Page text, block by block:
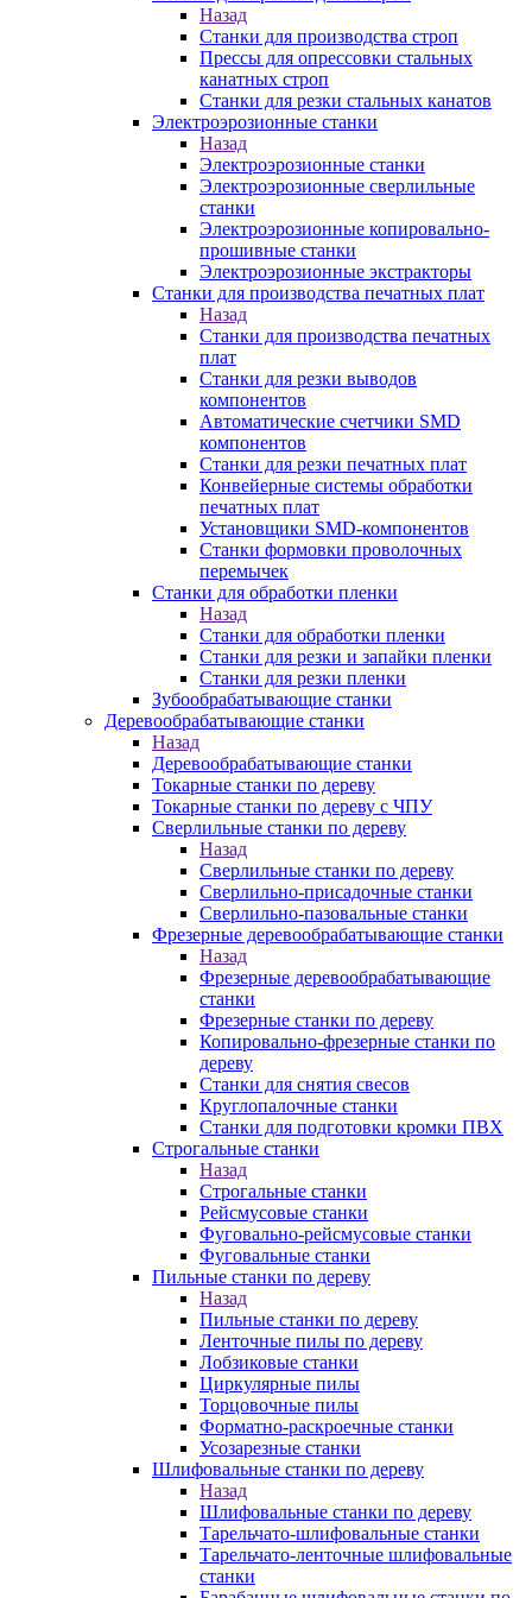
Назад
Станки для производства строп
Прессы для опрессовки стальных
канатных строп
Станки для резки стальных канатов
Электроэрозионные станки
Назад
Электроэрозионные станки
Электроэрозионные сверлильные
станки
Электроэрозионные копировально-
прошивные станки
Электроэрозионные экстракторы
Станки для производства печатных плат
Назад
Станки для производства печатных
плат
Станки для резки выводов
компонентов
Автоматические счетчики SMD
компонентов
Станки для резки печатных плат
Конвейерные системы обработки
печатных плат
Установщики SMD-компонентов
Станки формовки проволочных
перемычек
Станки для обработки пленки
Назад
Станки для обработки пленки
Станки для резки и запайки пленки
Станки для резки пленки
Зубообрабатывающие станки
Деревообрабатывающие станки
Назад
Деревообрабатывающие станки
Токарные станки по дереву
Токарные станки по дереву с ЧПУ
Сверлильные станки по дереву
Назад
Сверлильные станки по дереву
Сверлильно-присадочные станки
Сверлильно-пазовальные станки
Фрезерные деревообрабатывающие станки
Назад
Фрезерные деревообрабатывающие
станки
Фрезерные станки по дереву
Копировально-фрезерные станки по
дереву
Станки для снятия свесов
Круглопалочные станки
Станки для подготовки кромки ПВХ
Строгальные станки
Назад
Строгальные станки
Рейсмусовые станки
Фуговально-рейсмусовые станки
Фуговальные станки
Пильные станки по дереву
Назад
Пильные станки по дереву
Ленточные пилы по дереву
Лобзиковые станки
Циркулярные пилы
Торцовочные пилы
Форматно-раскроечные станки
Усозарезные станки
Шлифовальные станки по дереву
Назад
Шлифовальные станки по дереву
Тарельчато-шлифовальные станки
Тарельчато-ленточные шлифовальные
станки